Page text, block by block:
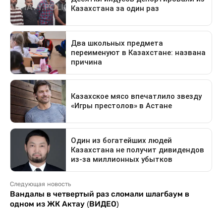
Следующая новость
Вандалы в четвертый раз сломали шлагбаум в
одном из ЖК Актау (ВИДЕО)